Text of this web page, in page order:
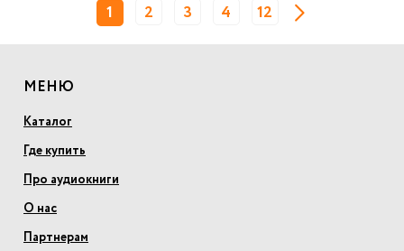
1 2 3 4 12
МЕНЮ
Каталог
Где купить
Про аудиокниги
О нас
Партнерам